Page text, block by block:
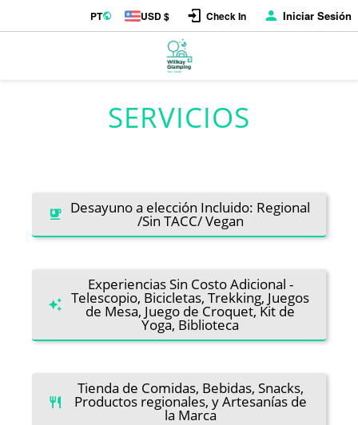
PT USD $ Check In Iniciar Sesión
SERVICIOS
Desayuno a elección Incluido: Regional
/Sin TACC/ Vegan
Experiencias Sin Costo Adicional -
Telescopio, Bicicletas, Trekking, Juegos
de Mesa, Juego de Croquet, Kit de
Yoga, Biblioteca
Tienda de Comidas, Bebidas, Snacks,
Productos regionales, y Artesanías de
la Marca